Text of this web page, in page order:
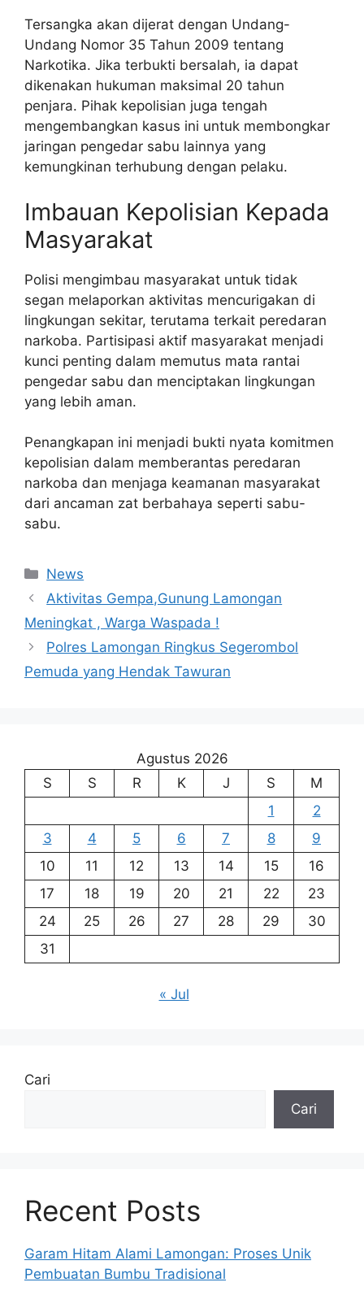
Tersangka akan dijerat dengan Undang-
Undang Nomor 35 Tahun 2009 tentang
Narkotika. Jika terbukti bersalah, ia dapat
dikenakan hukuman maksimal 20 tahun
penjara. Pihak kepolisian juga tengah
mengembangkan kasus ini untuk membongkar
jaringan pengedar sabu lainnya yang
kemungkinan terhubung dengan pelaku.
Imbauan Kepolisian Kepada
Masyarakat
Polisi mengimbau masyarakat untuk tidak
segan melaporkan aktivitas mencurigakan di
lingkungan sekitar, terutama terkait peredaran
narkoba. Partisipasi aktif masyarakat menjadi
kunci penting dalam memutus mata rantai
pengedar sabu dan menciptakan lingkungan
yang lebih aman.
Penangkapan ini menjadi bukti nyata komitmen
kepolisian dalam memberantas peredaran
narkoba dan menjaga keamanan masyarakat
dari ancaman zat berbahaya seperti sabu-
sabu.
Kategori
News
Aktivitas Gempa,Gunung Lamongan
Meningkat , Warga Waspada !
Polres Lamongan Ringkus Segerombol
Pemuda yang Hendak Tawuran
Agustus 2026
S
S R K J S
M
1
2
3
4 5 6 7 8
9
10
11 12 13 14 15
16
17
18 19 20 21 22
23
24
25 26 27 28 29
30
31
« Jul
Cari
Cari
Recent Posts
Garam Hitam Alami Lamongan: Proses Unik
Pembuatan Bumbu Tradisional